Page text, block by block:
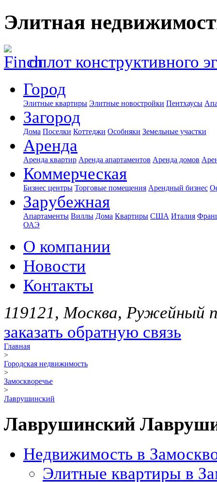
Элитная
оплот конструктивного
Город
Элитные квартиры Элитные новостройки Пентхаусы
Загород
Дома Поселки Коттеджи Особняки Земельные участки
Аренда
Аренда квартир Аренда апартаментов Аренда домов
Коммерческая
Бизнес центры Торговые помещения Арендный бизнес
Зарубежная
Апартаменты Виллы Дома Квартиры США Италия
ОАЭ
О компании
Новости
Контакты
119121, Москва, Ружейный
заказать обратную связь
Главная
>
Городская недвижимость
>
Замоскворечье
>
Лаврушинский
Лаврушинский
Недвижимость в
Элитные квартиры в